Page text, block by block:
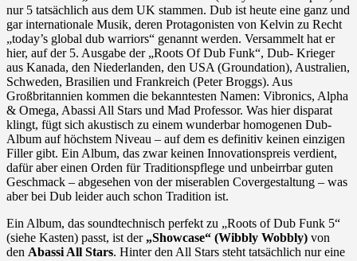
nur 5 tatsächlich aus dem UK stammen. Dub ist heute eine ganz und
gar internationale Musik, deren Protagonisten von Kelvin zu Recht
„today’s global dub warriors“ genannt werden. Versammelt hat er
hier, auf der 5. Ausgabe der „Roots Of Dub Funk“, Dub- Krieger
aus Kanada, den Niederlanden, den USA (Groundation), Australien,
Schweden, Brasilien und Frankreich (Peter Broggs). Aus
Großbritannien kommen die bekanntesten Namen: Vibronics, Alpha
& Omega, Abassi All Stars und Mad Professor. Was hier disparat
klingt, fügt sich akustisch zu einem wunderbar homogenen Dub-
Album auf höchstem Niveau – auf dem es definitiv keinen einzigen
Filler gibt. Ein Album, das zwar keinen Innovationspreis verdient,
dafür aber einen Orden für Traditionspflege und unbeirrbar guten
Geschmack – abgesehen von der miserablen Covergestaltung – was
aber bei Dub leider auch schon Tradition ist.
Ein Album, das soundtechnisch perfekt zu „Roots of Dub Funk 5“
(siehe Kasten) passt, ist der „Showcase“ (Wibbly Wobbly) von
den Abassi All Stars. Hinter den All Stars steht tatsächlich nur eine